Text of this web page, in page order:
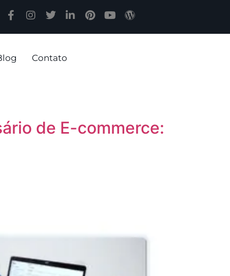
Contato
de E-commerce: